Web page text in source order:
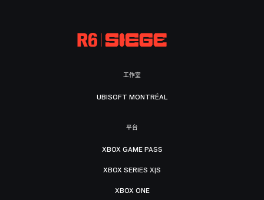
工作室
UBISOFT MONTRÉAL
平台
XBOX GAME PASS
XBOX SERIES X|S
XBOX ONE